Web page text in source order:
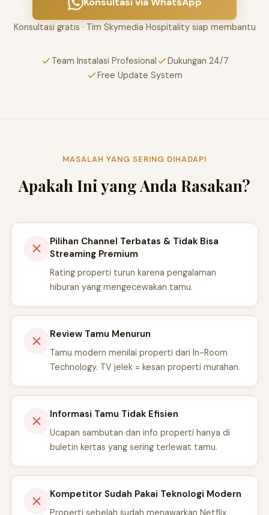
Konsultasi gratis · Tim Skymedia Hospitality siap membantu
Team Instalasi Profesional
Dukungan 24/7
Free Update System
MASALAH YANG SERING DIHADAPI
Apakah Ini yang Anda Rasakan?
Pilihan Channel Terbatas & Tidak Bisa
Streaming Premium
Rating properti turun karena pengalaman
hiburan yang mengecewakan tamu.
Review Tamu Menurun
Tamu modern menilai properti dari In-Room
Technology. TV jelek = kesan properti murahan.
Informasi Tamu Tidak Efisien
Ucapan sambutan dan info properti hanya di
buletin kertas yang sering terlewat tamu.
Kompetitor Sudah Pakai Teknologi Modern
Properti sebelah sudah menawarkan Netflix,